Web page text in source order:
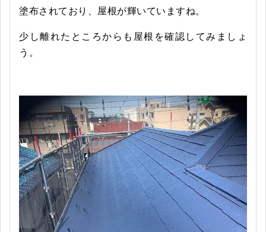
塗布されており、屋根が輝いていますね。
少し離れたところからも屋根を確認してみましょ
う。